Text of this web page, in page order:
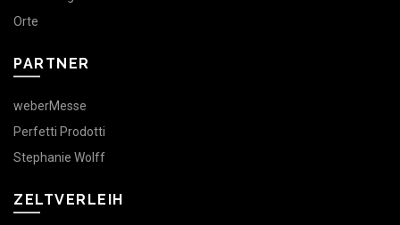
Orte
PARTNER
weberMesse
Perfetti Prodotti
Stephanie Wolff
ZELTVERLEIH